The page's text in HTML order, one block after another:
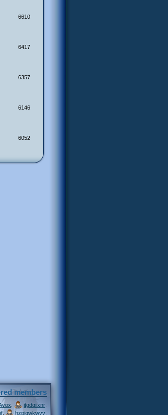
6610
6417
6357
6146
6052
members
itgdqiixnr
, hzpjqwkwvv